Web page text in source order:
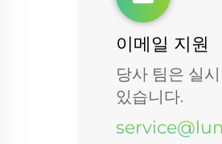
이메일 지원
당사 팀은 실
있습니다.